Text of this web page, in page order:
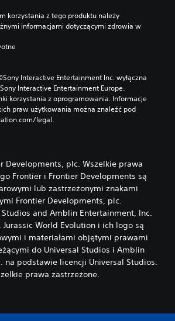
korzystania z tego produktu należy
informacjami dotyczącymi zdrowia w
Interactive Entertainment Inc. wyłączna
Interactive Entertainment Europe.
korzystania z oprogramowania. Informacje
praw użytkowania można znaleźć pod
legal.
Developments, plc. Wszelkie prawa
Frontier i Frontier Developments są
lub zastrzeżonymi znakami
Frontier Developments, plc.
and Amblin Entertainment, Inc.
Jurassic World Evolution i ich logo są
i materiałami objętymi prawami
do Universal Studios i Amblin
na podstawie licencji Universal Studios.
prawa zastrzeżone.